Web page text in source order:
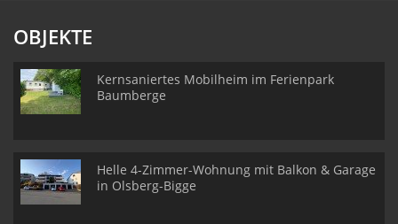
OBJEKTE
Kernsaniertes Mobilheim im Ferienpark
Baumberge
Helle 4-Zimmer-Wohnung mit Balkon & Garage
in Olsberg-Bigge